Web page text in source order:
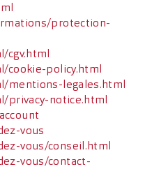
protection-
cgv.html
cookie-policy.html
mentions-legales.html
privacy-notice.html
vous
vous/conseil.html
vous/contact-